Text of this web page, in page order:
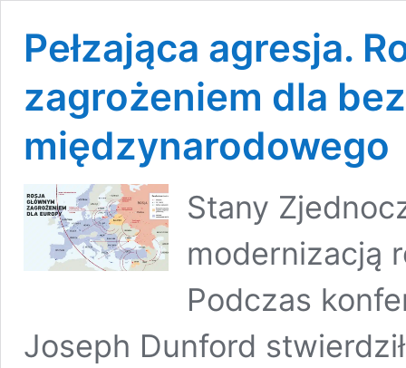
Pełzająca agresja.
zagrożeniem dla
międzynarodowego
Stany
modernizacją
Podczas
Joseph Dunford